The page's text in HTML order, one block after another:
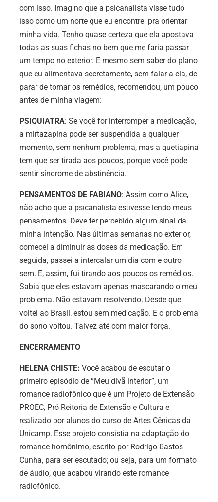
com isso. Imagino que a psicanalista visse tudo
isso como um norte que eu encontrei pra orientar
minha vida. Tenho quase certeza que ela apostava
todas as suas fichas no bem que me faria passar
um tempo no exterior. E mesmo sem saber do plano
que eu alimentava secretamente, sem falar a ela, de
parar de tomar os remédios, recomendou, um pouco
antes de minha viagem:
PSIQUIATRA: Se você for interromper a medicação,
a mirtazapina pode ser suspendida a qualquer
momento, sem nenhum problema, mas a quetiapina
tem que ser tirada aos poucos, porque você pode
sentir síndrome de abstinência.
PENSAMENTOS DE FABIANO: Assim como Alice,
não acho que a psicanalista estivesse lendo meus
pensamentos. Deve ter percebido algum sinal da
minha intenção. Nas últimas semanas no exterior,
comecei a diminuir as doses da medicação. Em
seguida, passei a intercalar um dia com e outro
sem. E, assim, fui tirando aos poucos os remédios.
Sabia que eles estavam apenas mascarando o meu
problema. Não estavam resolvendo. Desde que
voltei ao Brasil, estou sem medicação. E o problema
do sono voltou. Talvez até com maior força.
ENCERRAMENTO
HELENA CHISTE: Você acabou de escutar o
primeiro episódio de “Meu divã interior”, um
romance radiofônico que é um Projeto de Extensão
PROEC, Pró Reitoria de Extensão e Cultura e
realizado por alunos do curso de Artes Cênicas da
Unicamp. Esse projeto consistia na adaptação do
romance homônimo, escrito por Rodrigo Bastos
Cunha, para ser escutado; ou seja, para um formato
de áudio, que acabou virando este romance
radiofônico.